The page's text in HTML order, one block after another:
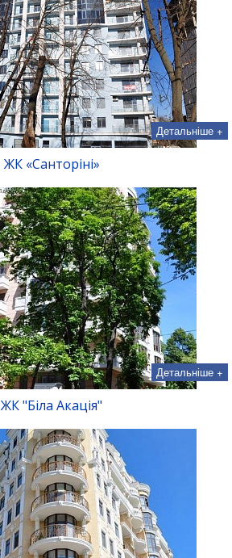
Детальніше +
ЖК «Санторіні»
Детальніше +
ЖК "Біла Акація"